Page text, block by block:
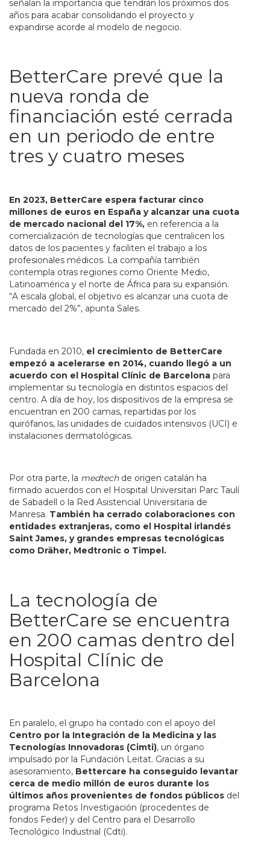
señalan la importancia que tendrán los próximos dos
años para acabar consolidando el proyecto y
expandirse acorde al modelo de negocio.
BetterCare prevé que la
nueva ronda de
financiación esté cerrada
en un periodo de entre
tres y cuatro meses
En 2023, BetterCare espera facturar cinco
millones de euros en España y alcanzar una cuota
de mercado nacional del 17%, en referencia a la
comercialización de tecnologías que centralicen los
datos de los pacientes y faciliten el trabajo a los
profesionales médicos. La compañía también
contempla otras regiones como Oriente Medio,
Latinoamérica y el norte de África para su expansión.
“A escala global, el objetivo es alcanzar una cuota de
mercado del 2%”, apunta Sales.
Fundada en 2010, el crecimiento de BetterCare
empezó a acelerarse en 2014, cuando llegó a un
acuerdo con el Hospital Clínic de Barcelona para
implementar su tecnología en distintos espacios del
centro. A día de hoy, los dispositivos de la empresa se
encuentran en 200 camas, repartidas por los
quirófanos, las unidades de cuidados intensivos (UCI) e
instalaciones dermatológicas.
Por otra parte, la medtechde origen catalán ha
firmado acuerdos con el Hospital Universitari Parc Taulí
de Sabadell o la Red Asistencial Universitaria de
Manresa. También ha cerrado colaboraciones con
entidades extranjeras, como el Hospital irlandés
Saint James, y grandes empresas tecnológicas
como Dräher, Medtronic o Timpel.
La tecnología de
BetterCare se encuentra
en 200 camas dentro del
Hospital Clínic de
Barcelona
En paralelo, el grupo ha contado con el apoyo del
Centro por la Integración de la Medicina y las
Tecnologías Innovadoras (Cimti), un órgano
impulsado por la Fundación Leitat. Gracias a su
asesoramiento, Bettercare ha conseguido levantar
cerca de medio millón de euros durante los
últimos años provenientes de fondos públicos del
programa Retos Investigación (procedentes de
fondos Feder) y del Centro para el Desarrollo
Tecnológico Industrial (Cdti).